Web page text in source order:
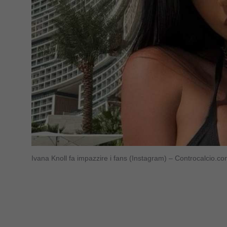
Ivana Knoll fa impazzire i fans (Instagram) –